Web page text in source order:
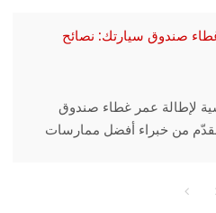
صندوق سيارتك: نصائح
لإطالة عمر غطاء صندوق
من خبراء أفضل ممارسات